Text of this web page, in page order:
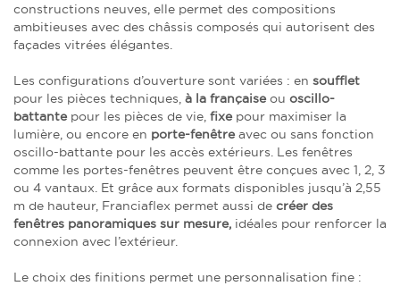
constructions neuves, elle permet des compositions
ambitieuses avec des châssis composés qui autorisent des
façades vitrées élégantes.
Les configurations d’ouverture sont variées : en soufflet
pour les pièces techniques, à la françaiseou oscillo-
battantepour les pièces de vie, fixepour maximiser la
lumière, ou encore en porte-fenêtreavec ou sans fonction
oscillo-battante pour les accès extérieurs. Les fenêtres
comme les portes-fenêtres peuvent être conçues avec 1, 2, 3
ou 4 vantaux. Et grâce aux formats disponibles jusqu’à 2,55
m de hauteur, Franciaflex permet aussi de créer des
fenêtres panoramiques sur mesure, idéales pour renforcer la
connexion avec l’extérieur.
Le choix des finitions permet une personnalisation fine :